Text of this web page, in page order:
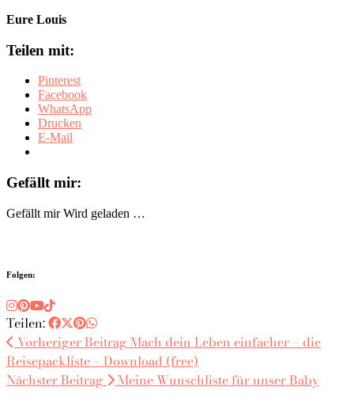
Eure Louis
Teilen mit:
Pinterest
Facebook
WhatsApp
Drucken
E-Mail
Gefällt mir:
Gefällt mir Wird geladen …
Folgen:
Teilen:
Vorheriger Beitrag Mach dein Leben einfacher – die
Reisepackliste – Download (free)
Nächster Beitrag
Meine Wunschliste für unser Baby